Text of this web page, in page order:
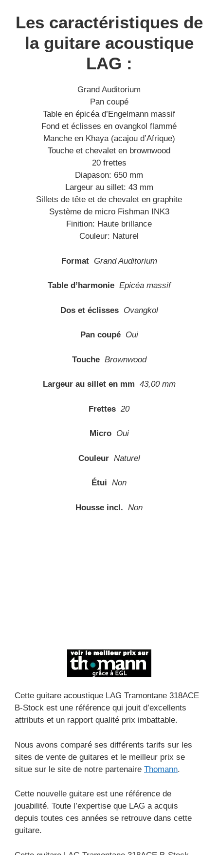
Les caractéristiques de
la guitare acoustique
LAG :
Grand Auditorium
Pan coupé
Table en épicéa d’Engelmann massif
Fond et éclisses en ovangkol flammé
Manche en Khaya (acajou d’Afrique)
Touche et chevalet en brownwood
20 frettes
Diapason: 650 mm
Largeur au sillet: 43 mm
Sillets de tête et de chevalet en graphite
Système de micro Fishman INK3
Finition: Haute brillance
Couleur: Naturel
Format Grand Auditorium
Table d’harmonie Epicéa massif
Dos et éclisses Ovangkol
Pan coupé Oui
Touche Brownwood
Largeur au sillet en mm 43,00 mm
Frettes 20
Micro Oui
Couleur Naturel
Étui Non
Housse incl. Non
Cette guitare acoustique LAG Tramontane 318ACE
B-Stock est une référence qui jouit d’excellents
attributs et un rapport qualité prix imbattable.
Nous avons comparé ses différents tarifs sur les
sites de vente de guitares et le meilleur prix se
situe sur le site de notre partenaire Thomann.
Cette nouvelle guitare est une référence de
jouabilité. Toute l’expertise que LAG a acquis
depuis toutes ces années se retrouve dans cette
guitare.